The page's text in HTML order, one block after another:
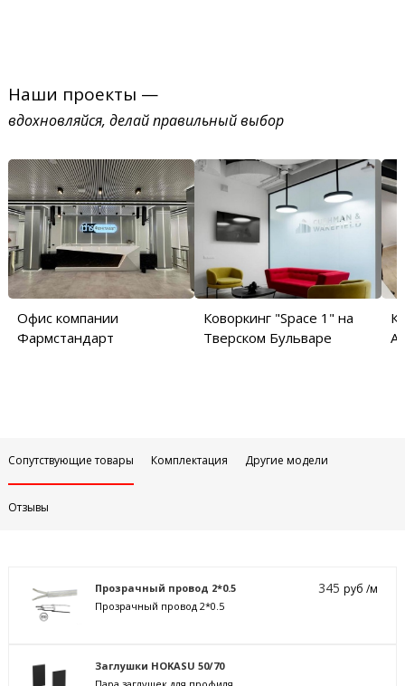
Наши проекты —
вдохновляйся, делай правильный выбор
Офис компании
Фармстандарт
Коворкинг "Space 1" на
Тверском Бульваре
Сопутствующие товары Комплектация Другие модели
Отзывы
Прозрачный провод 2*0.5
Прозрачный провод 2*0.5
345руб /м
Заглушки HOKASU 50/70